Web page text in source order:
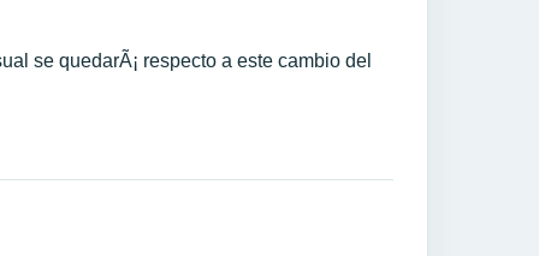
se quedarÃ¡ respecto a este cambio del